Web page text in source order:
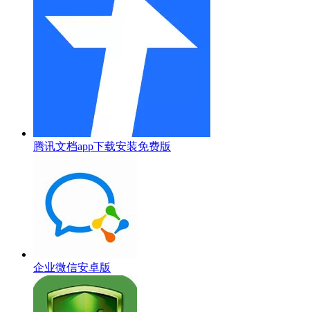
腾讯文档app下载安装免费版
企业微信安卓版